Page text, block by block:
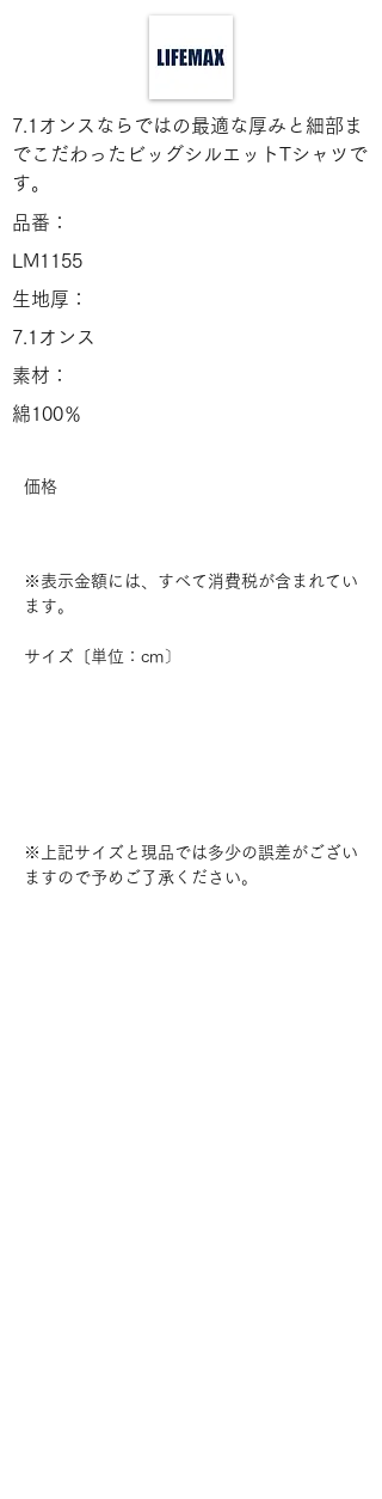
7.1オンスならではの最適な厚みと細部ま
でこだわったビッグシルエットTシャツで
す。
品番：
LM1155
生地厚：
7.1オンス
素材：
綿100％
価格
※表示金額には、すべて消費税が含まれてい
ます。
サイズ〔単位：cm〕
※上記サイズと現品では多少の誤差がござい
ますので予めご了承ください。